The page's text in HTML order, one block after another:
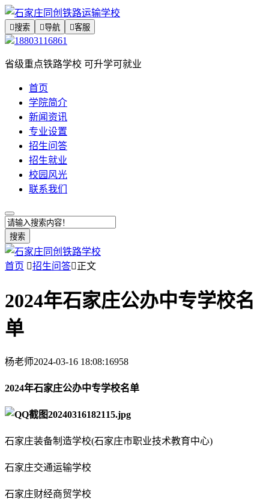
搜索 导航 客服
18803116861
省级重点铁路学校 可升学可就业
首页
学院简介
新闻资讯
专业设置
招生问答
招生就业
校园风光
联系我们
搜索
首页 招生问答正文
2024年石家庄公办中专学校名
单
杨老师2024-03-16 18:08:16958
2024年石家庄公办中专学校名单
石家庄装备制造学校(石家庄市职业技术教育中心)
石家庄交通运输学校
石家庄财经商贸学校